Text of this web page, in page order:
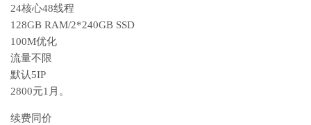
24核心48线程
128GB RAM/2*240GB SSD
100M优化
流量不限
默认5IP
2800元1月。
续费同价